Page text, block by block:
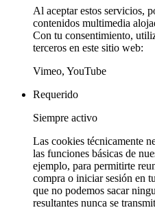
Al aceptar estos servicios,
contenidos multimedia
Con tu consentimiento,
terceros en este sitio web:
Vimeo, YouTube
Requerido
Siempre activo
Las cookies técnicamente
las funciones básicas de
ejemplo, para permitirte
compra o iniciar sesión en
que no podemos sacar
resultantes nunca se